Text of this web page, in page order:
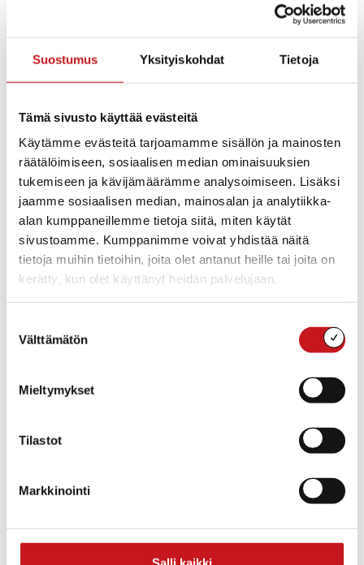
Suostumus Yksityiskohdat Tietoja
Tämä sivusto käyttää evästeitä
Käytämme evästeitä tarjoamamme sisällön ja mainosten
räätälöimiseen, sosiaalisen median ominaisuuksien
tukemiseen ja kävijämäärämme analysoimiseen. Lisäksi
jaamme sosiaalisen median, mainosalan ja analytiikka-
alan kumppaneillemme tietoja siitä, miten käytät
sivustoamme. Kumppanimme voivat yhdistää näitä
tietoja muihin tietoihin, joita olet antanut heille tai joita on
kerätty, kun olet käyttänyt heidän palvelujaan.
valinta
Välttämätön
Mieltymykset
Tilastot
Markkinointi
5 € - 12 €
Tapahtumaluokka:
asiakaspalvelu@rautalamm
Siirry Järjestäjän
verkkosivuille
TAPAHTUMAPAIKAT
Rautalampi
Rautalammintie 4
Pohjois-
Savo
Suomi